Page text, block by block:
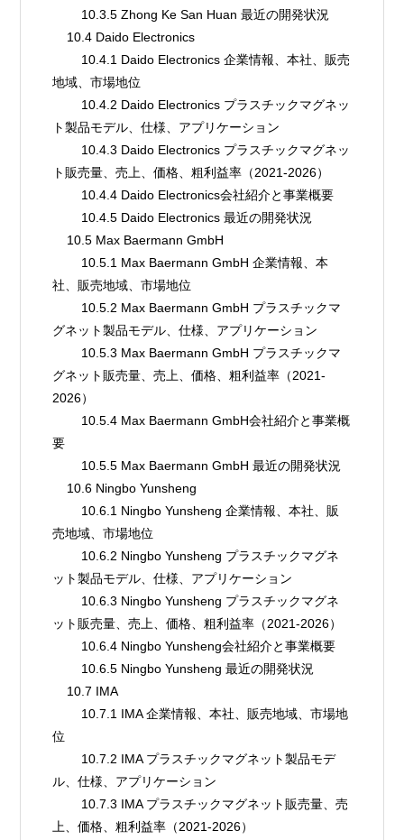
        10.3.5 Zhong Ke San Huan 最近の開発状況
    10.4 Daido Electronics
地域、市場地位
ト製品モデル、仕様、アプリケーション
ト販売量、売上、価格、粗利益率（2021-2026）
        10.4.4 Daido Electronics会社紹介と事業概要
        10.4.5 Daido Electronics 最近の開発状況
    10.5 Max Baermann GmbH
社、販売地域、市場地位
グネット製品モデル、仕様、アプリケーション
グネット販売量、売上、価格、粗利益率（2021-
2026）
要
        10.5.5 Max Baermann GmbH 最近の開発状況
    10.6 Ningbo Yunsheng
売地域、市場地位
ット製品モデル、仕様、アプリケーション
ット販売量、売上、価格、粗利益率（2021-2026）
        10.6.4 Ningbo Yunsheng会社紹介と事業概要
        10.6.5 Ningbo Yunsheng 最近の開発状況
    10.7 IMA
位
ル、仕様、アプリケーション
上、価格、粗利益率（2021-2026）